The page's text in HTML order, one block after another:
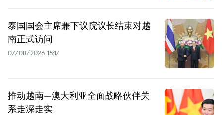
泰国国会主席兼下议院议长结束对越
南正式访问
07/08/2026 15:17
推动越南—澳大利亚全面战略伙伴关
系走深走实